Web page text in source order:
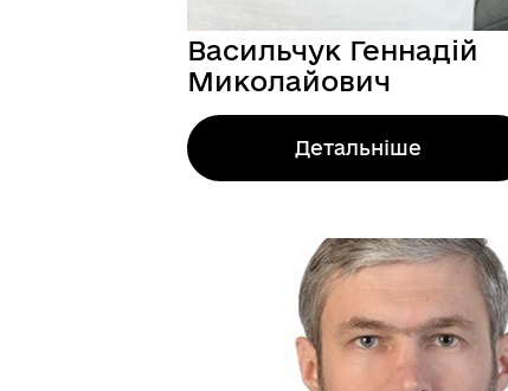
Васильчук Геннадій
Миколайович
Детальніше